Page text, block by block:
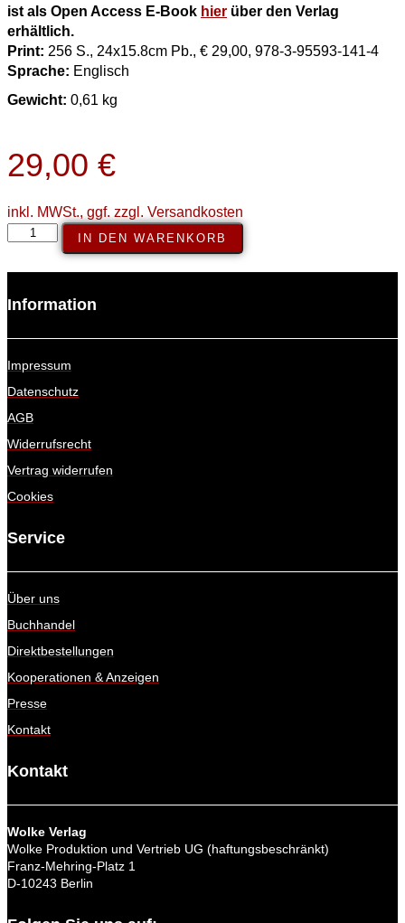
ist als Open Access E-Book hier über den Verlag
erhältlich.
Print: 256 S., 24x15.8cm Pb., € 29,00, 978-3-95593-141-4
Sprache: Englisch
Gewicht: 0,61 kg
29,00 €
inkl. MWSt., ggf. zzgl. Versandkosten
Sinusoidal
Rhythm
Print
IN DEN WARENKORB
Information
Impressum
Datenschutz
AGB
Widerrufsrecht
Vertrag widerrufen
Cookies
Service
Über uns
Buchhandel
Direktbestellungen
Kooperationen & Anzeigen
Presse
Kontakt
Kontakt
Wolke Verlag
Wolke Produktion und Vertrieb UG (haftungsbeschränkt)
Franz-Mehring-Platz 1
D-10243 Berlin